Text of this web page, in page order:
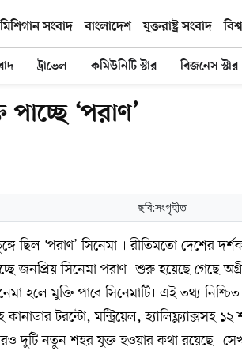
মিশিগান সংবাদ বাংলাদেশ যুক্তরাষ্ট্র সংবাদ
ট্রাভেল কমিউনিটি স্টার বিজনেস স্টার
পাচ্ছে ‘পরাণ’
ছবি:সংগৃহীত
ছিল ‘পরাণ’ সিনেমা । রীতিমতো দেশের
জনপ্রিয় সিনেমা পরাণ। শুরু হয়েছে গেছে
হলে মুক্তি পাবে সিনেমাটি। এই তথ্য নিশ্চিত
টরন্টো, মন্ট্রিয়েল, হ্যালিফ্ল্যাক্সসহ
আরও দুটি নতুন শহর যুক্ত হওয়ার কথা রয়েছে।